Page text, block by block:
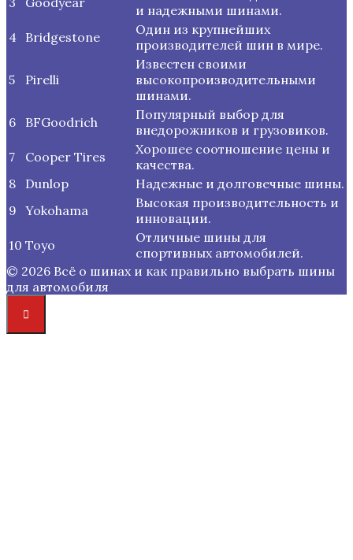
и надежными шинами.
4 Bridgestone
Один из крупнейших
производителей шин в мире.
5 Pirelli
Известен своими
высокопроизводительными
шинами.
6
BFGoodrich
Популярный выбор для
внедорожников и грузовиков.
7
Cooper Tires
Хорошее соотношение цены и
качества.
8
Dunlop
Надежные и долговечные шины.
9 Yokohama
Высокая производительность и
инновации.
10 Toyo
Отличные шины для
спортивных автомобилей.
© 2026 Всё о шинах и как правильно выбрать шины
для автомобиля